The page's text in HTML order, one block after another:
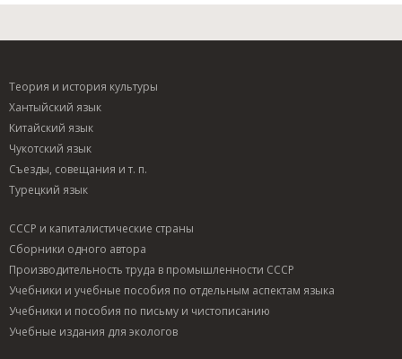
Теория и история культуры
Хантыйский язык
Китайский язык
Чукотский язык
Съезды, совещания и т. п.
Турецкий язык
СССР и капиталистические страны
Сборники одного автора
Производительность труда в промышленности СССР
Учебники и учебные пособия по отдельным аспектам языка
Учебники и пособия по письму и чистописанию
Учебные издания для экологов